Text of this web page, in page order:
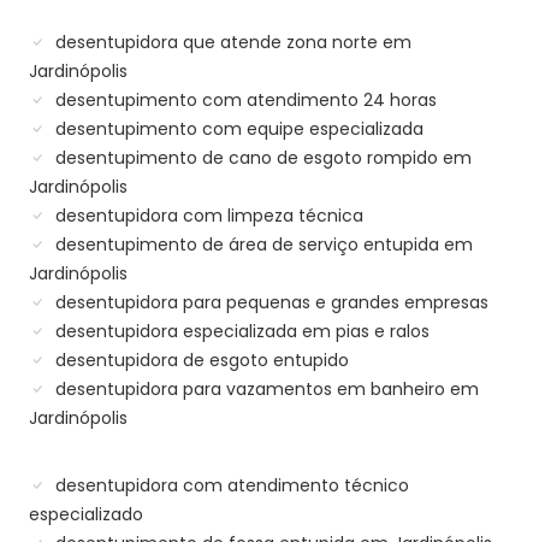
desentupidora que atende zona norte em
Jardinópolis
desentupimento com atendimento 24 horas
desentupimento com equipe especializada
desentupimento de cano de esgoto rompido em
Jardinópolis
desentupidora com limpeza técnica
desentupimento de área de serviço entupida em
Jardinópolis
desentupidora para pequenas e grandes empresas
desentupidora especializada em pias e ralos
desentupidora de esgoto entupido
desentupidora para vazamentos em banheiro em
Jardinópolis
desentupidora com atendimento técnico
especializado